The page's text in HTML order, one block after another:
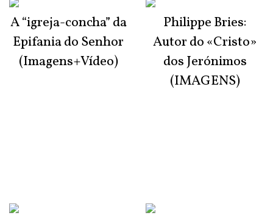
A “igreja-concha” da
Epifania do Senhor
(Imagens+Vídeo)
Philippe Bries:
Autor do «Cristo»
dos Jerónimos
(IMAGENS)